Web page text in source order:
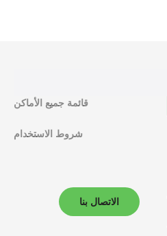
قائمة جميع الأماكن
شروط الاستخدام
الاتصال بنا